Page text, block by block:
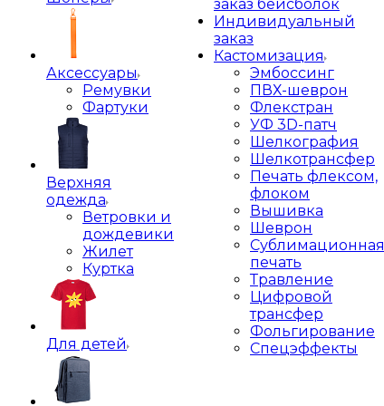
Аксессуары
Ремувки
Фартуки
Верхняя
одежда
Ветровки и
дождевики
Жилет
Куртка
Для детей
заказ бейсболок
Индивидуальный
заказ
Кастомизация
Эмбоссинг
ПВХ-шеврон
Флекстран
УФ 3D-патч
Шелкография
Шелкотрансфер
Печать флексом,
флоком
Вышивка
Шеврон
Сублимационная
печать
Травление
Цифровой
трансфер
Фольгирование
Спецэффекты